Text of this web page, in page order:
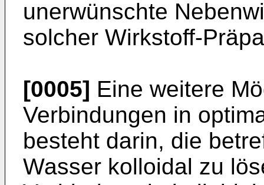
unerwünschte
solcher Wirkstoff-
[0005] Eine weitere
Verbindungen in
besteht darin, die
Wasser kolloidal zu